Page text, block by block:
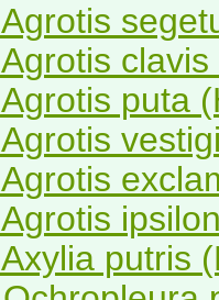
Agrotis
Agrotis clavis
Agrotis puta
Agrotis
Agrotis
Agrotis
Axylia putris